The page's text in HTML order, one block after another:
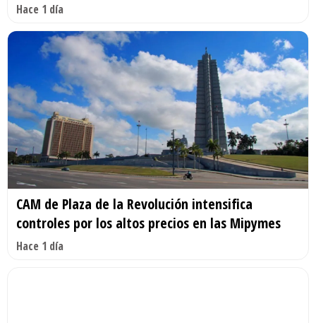
Hace 1 día
CAM de Plaza de la Revolución intensifica
controles por los altos precios en las Mipymes
Hace 1 día